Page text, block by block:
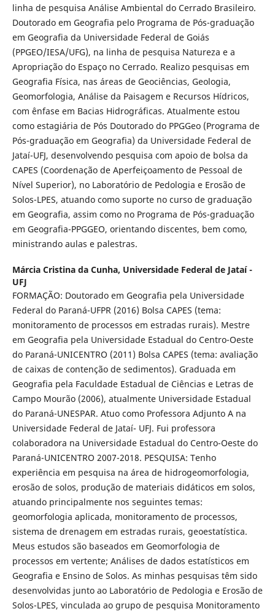
linha de pesquisa Análise Ambiental do Cerrado Brasileiro.
Doutorado em Geografia pelo Programa de Pós-graduação
em Geografia da Universidade Federal de Goiás
(PPGEO/IESA/UFG), na linha de pesquisa Natureza e a
Apropriação do Espaço no Cerrado. Realizo pesquisas em
Geografia Física, nas áreas de Geociências, Geologia,
Geomorfologia, Análise da Paisagem e Recursos Hídricos,
com ênfase em Bacias Hidrográficas. Atualmente estou
como estagiária de Pós Doutorado do PPGGeo (Programa de
Pós-graduação em Geografia) da Universidade Federal de
Jataí-UFJ, desenvolvendo pesquisa com apoio de bolsa da
CAPES (Coordenação de Aperfeiçoamento de Pessoal de
Nível Superior), no Laboratório de Pedologia e Erosão de
Solos-LPES, atuando como suporte no curso de graduação
em Geografia, assim como no Programa de Pós-graduação
em Geografia-PPGGEO, orientando discentes, bem como,
ministrando aulas e palestras.
Márcia Cristina da Cunha, Universidade Federal de Jataí -
UFJ
FORMAÇÃO: Doutorado em Geografia pela Universidade
Federal do Paraná-UFPR (2016) Bolsa CAPES (tema:
monitoramento de processos em estradas rurais). Mestre
em Geografia pela Universidade Estadual do Centro-Oeste
do Paraná-UNICENTRO (2011) Bolsa CAPES (tema: avaliação
de caixas de contenção de sedimentos). Graduada em
Geografia pela Faculdade Estadual de Ciências e Letras de
Campo Mourão (2006), atualmente Universidade Estadual
do Paraná-UNESPAR. Atuo como Professora Adjunto A na
Universidade Federal de Jataí- UFJ. Fui professora
colaboradora na Universidade Estadual do Centro-Oeste do
Paraná-UNICENTRO 2007-2018. PESQUISA: Tenho
experiência em pesquisa na área de hidrogeomorfologia,
erosão de solos, produção de materiais didáticos em solos,
atuando principalmente nos seguintes temas:
geomorfologia aplicada, monitoramento de processos,
sistema de drenagem em estradas rurais, geoestatística.
Meus estudos são baseados em Geomorfologia de
processos em vertente; Análises de dados estatísticos em
Geografia e Ensino de Solos. As minhas pesquisas têm sido
desenvolvidas junto ao Laboratório de Pedologia e Erosão de
Solos-LPES, vinculada ao grupo de pesquisa Monitoramento